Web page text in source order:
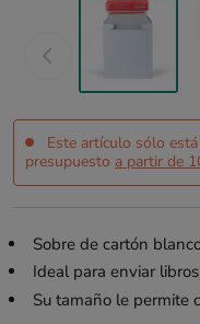
Este artículo sólo
presupuesto a partir de
Sobre de cartón
Ideal para enviar
Su tamaño le permite